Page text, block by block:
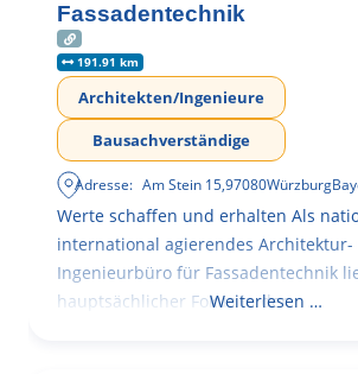
Fassadentechnik
191.91 km
Architekten/Ingenieure
Bausachverständige
Adresse: Am Stein 15,97080Würzburg
Werte schaffen und erhalten Als
international agierendes Architektur-
Ingenieurbüro für Fassadentechnik
hauptsächlicher Fokus in der
Weiterlesen …